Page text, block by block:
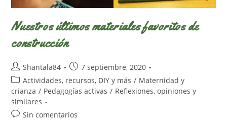
Nuestros últimos materiales favoritos de
construcción
Autor
de
la
entrada:
Shantala84
Publicación
de
la
entrada:
7 septiembre, 2020
Categoría
de
la
entrada:
Actividades, recursos, DIY y más / Maternidad y
crianza / Pedagogías activas / Reflexiones, opiniones y
similares
Comentarios
Sin comentarios